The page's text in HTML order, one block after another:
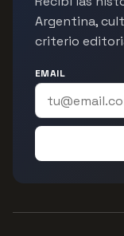
Argentina,
criterio
EMAIL